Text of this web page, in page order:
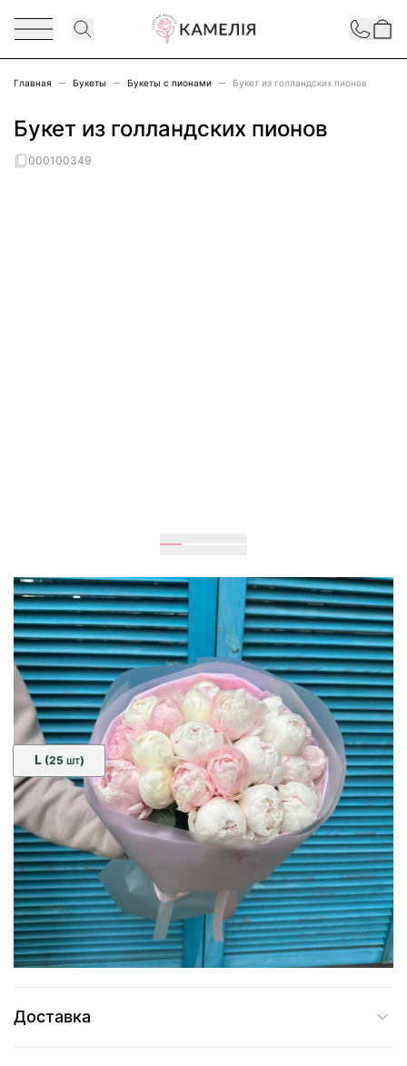
Перейти к содержимому
Contact
Главная Букеты Букеты с пионами Букет из голландских пионов
Букет из голландских пионов
000100349
Ожидается
50см 40см
Размер:
L (25 ШТ)
5 615 грн
Добавить в корзину
Купить в один клик
Доставка